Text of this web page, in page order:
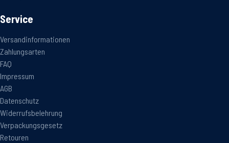
Service
Versandinformationen
Zahlungsarten
FAQ
Impressum
AGB
Datenschutz
Widerrufsbelehrung
Verpackungsgesetz
Retouren